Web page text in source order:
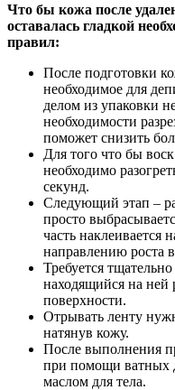
Что бы кожа после
оставалась гладкой
правил:
После подготовки
необходимое для
делом из упаковки
необходимости
поможет снизить
Для того что бы
необходимо
секунд.
Следующий этап –
просто
часть наклеивается
направлению роста
Требуется
находящийся на ней
поверхности.
Отрывать ленту
натянув кожу.
После выполнения
при помощи ватных
маслом для тела.